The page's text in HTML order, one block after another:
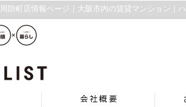
防町店情報ページ｜大阪市内の賃貸マンション｜